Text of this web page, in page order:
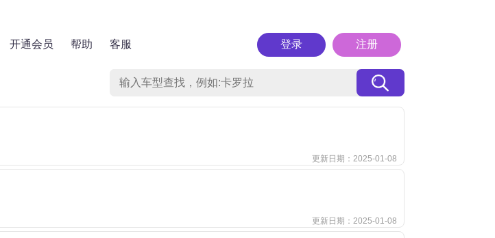
开通会员 帮助 客服 登录 注册
更新日期：2025-01-08
更新日期：2025-01-08